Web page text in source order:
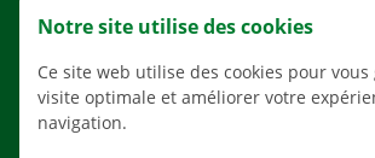
AGENCES
SOLUTIONS DE
Notre site utilise des cookies
Ce site web utilise des cookies pour
visite optimale et améliorer votre
navigation.